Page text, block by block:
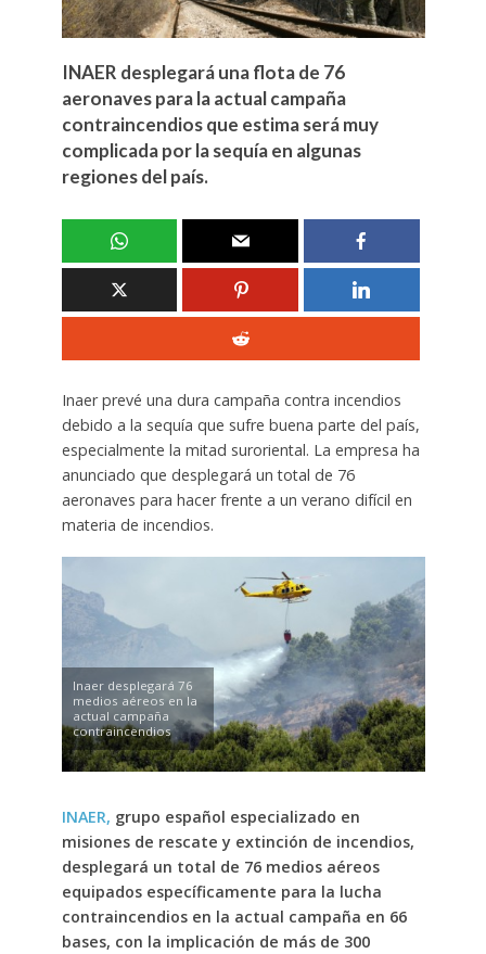
INAER desplegará una flota de 76
aeronaves para la actual campaña
contraincendios que estima será muy
complicada por la sequía en algunas
regiones del país.
Inaer prevé una dura campaña contra incendios
debido a la sequía que sufre buena parte del país,
especialmente la mitad suroriental. La empresa ha
anunciado que desplegará un total de 76
aeronaves para hacer frente a un verano difícil en
materia de incendios.
Inaer desplegará 76
medios aéreos en la
actual campaña
contraincendios
INAER, grupo español especializado en
misiones de rescate y extinción de incendios,
desplegará un total de 76 medios aéreos
equipados específicamente para la lucha
contraincendios en la actual campaña en 66
bases, con la implicación de más de 300